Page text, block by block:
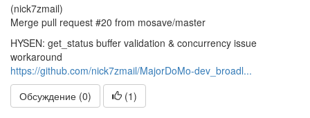
(nick7zmail)
Merge pull request #20 from mosave/master
HYSEN: get_status buffer validation & concurrency issue
workaround
https://github.com/nick7zmail/MajorDoMo-dev_broadl...
Обсуждение (0)
(1)